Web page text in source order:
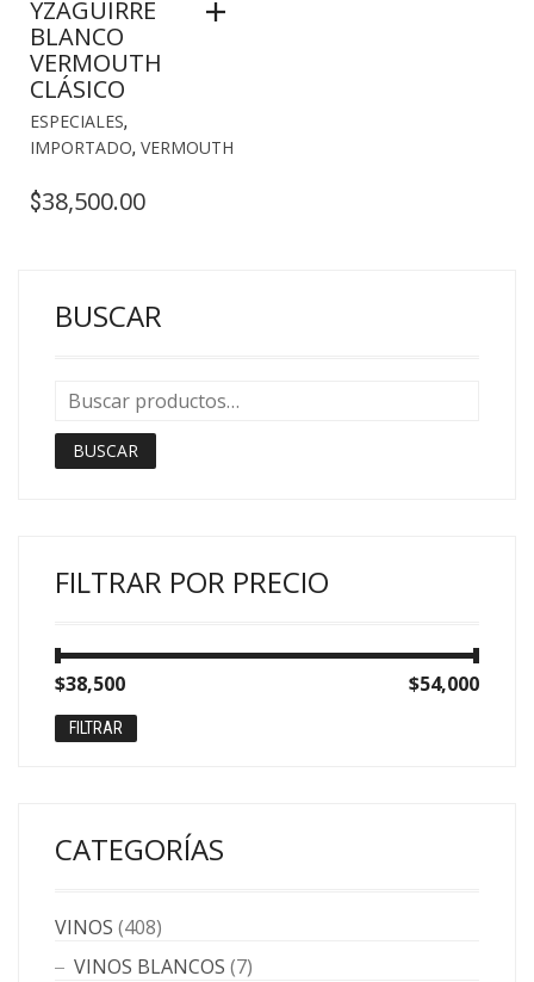
YZAGUIRRE
BLANCO
VERMOUTH
CLÁSICO
ESPECIALES,
IMPORTADO, VERMOUTH
$38,500.00
BUSCAR
BUSCAR
FILTRAR POR PRECIO
Precio
mínimo
Precio
máximo
FILTRAR
$38,500 $54,000
CATEGORÍAS
VINOS (408)
VINOS BLANCOS (7)